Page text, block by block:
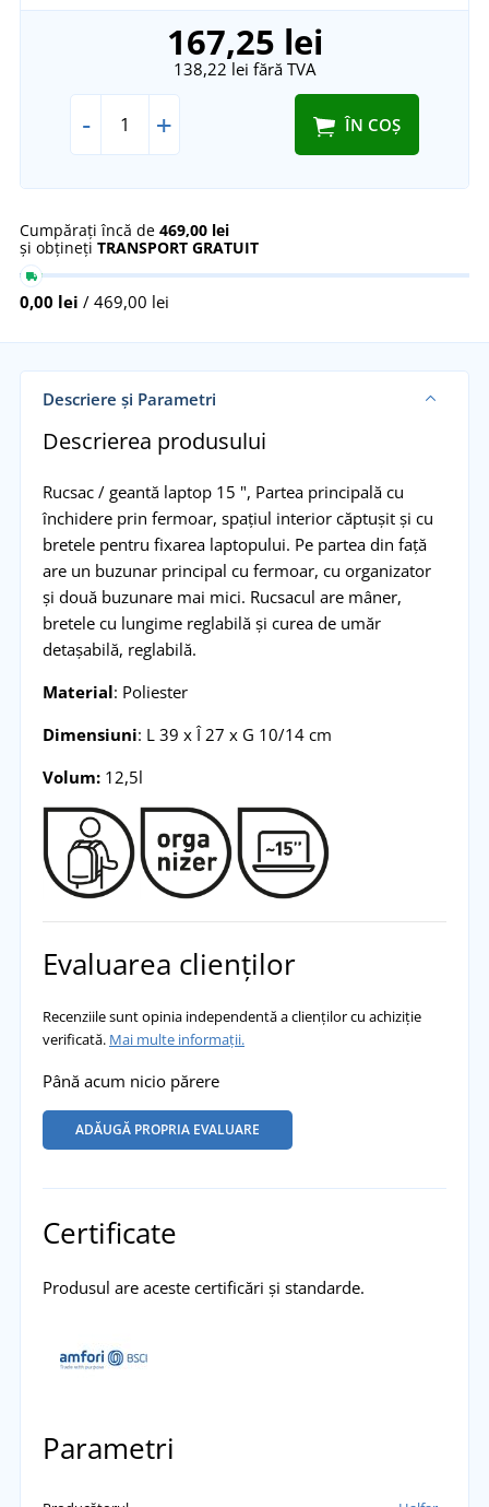
167,25 lei
138,22 lei fără TVA
- + ÎN COȘ
Cumpărați încă de 469,00 lei
și obțineți TRANSPORT GRATUIT
0,00 lei / 469,00 lei
Descriere și Parametri
Descrierea produsului
Rucsac / geantă laptop 15 ", Partea principală cu
închidere prin fermoar, spațiul interior căptușit și cu
bretele pentru fixarea laptopului. Pe partea din față
are un buzunar principal cu fermoar, cu organizator
și două buzunare mai mici. Rucsacul are mâner,
bretele cu lungime reglabilă și curea de umăr
detașabilă, reglabilă.
Material: Poliester
Dimensiuni: L 39 x Î 27 x G 10/14 cm
Volum:12,5l
Evaluarea clienților
Recenziile sunt opinia independentă a clienților cu achiziție
verificată. Mai multe informații.
Până acum nicio părere
ADĂUGĂ PROPRIA EVALUARE
Certificate
Produsul are aceste certificări și standarde.
Parametri